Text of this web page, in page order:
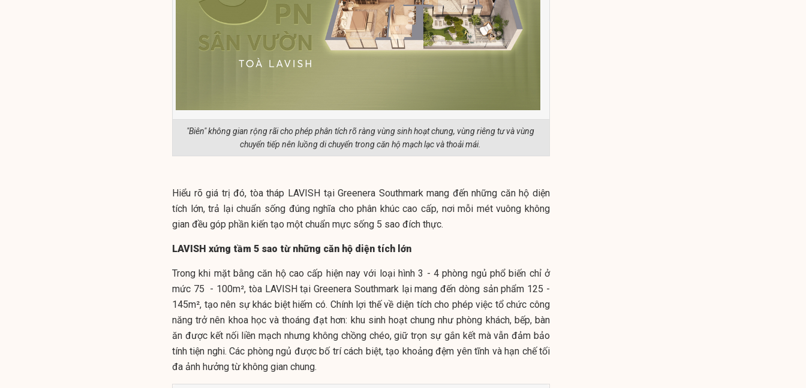
"Biên" không gian rộng rãi cho phép phân tích rõ ràng vùng sinh hoạt chung, vùng riêng tư và vùng
chuyển tiếp nên luồng di chuyển trong căn hộ mạch lạc và thoải mái.
Hiểu rõ giá trị đó, tòa tháp LAVISH tại Greenera Southmark mang đến những căn hộ diện
tích lớn, trả lại chuẩn sống đúng nghĩa cho phân khúc cao cấp, nơi mỗi mét vuông không
gian đều góp phần kiến tạo một chuẩn mực sống 5 sao đích thực.
LAVISH xứng tầm 5 sao từ những căn hộ diện tích lớn
Trong khi mặt bằng căn hộ cao cấp hiện nay với loại hình 3 - 4 phòng ngủ phổ biến chỉ ở
mức 75 - 100m², tòa LAVISH tại Greenera Southmark lại mang đến dòng sản phẩm 125 -
145m², tạo nên sự khác biệt hiếm có. Chính lợi thế về diện tích cho phép việc tổ chức công
năng trở nên khoa học và thoáng đạt hơn: khu sinh hoạt chung như phòng khách, bếp, bàn
ăn được kết nối liền mạch nhưng không chồng chéo, giữ trọn sự gắn kết mà vẫn đảm bảo
tính tiện nghi. Các phòng ngủ được bố trí cách biệt, tạo khoảng đệm yên tĩnh và hạn chế tối
đa ảnh hưởng từ không gian chung.